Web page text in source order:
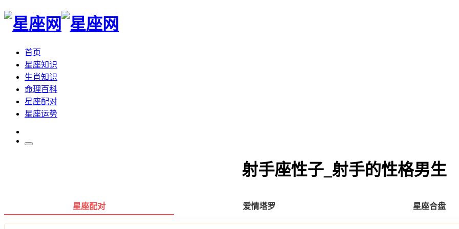
首页
星座知识
生肖知识
命理百科
星座配对
星座运势
射手座性子_射手的性格男生
星座配对 爱情塔罗 星座合盘